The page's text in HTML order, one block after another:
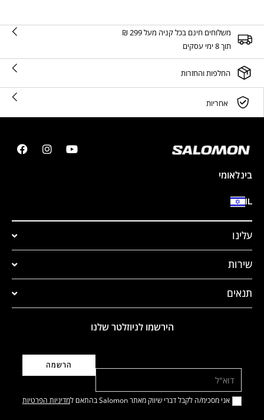
משלוחים חינם בכל קניה מעל 299 ₪
תוך 8 ימי עסקים
החלפות והחזרות
אחריות
בינלאומי
IL
עלינו
שירות
תנאים
הירשמו לניוזלטר שלנו
אני מסכימ/ה לקבל דברי שיווק מאתר Salomon בהתאם ל מדיניות הפרטיות